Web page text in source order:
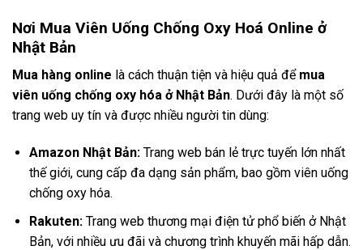
Nơi Mua Viên Uống Chống Oxy Hoá Online ở
Nhật Bản
Mua hàng online là cách thuận tiện và hiệu quả để mua
viên uống chống oxy hóa ở Nhật Bản. Dưới đây là một số
trang web uy tín và được nhiều người tin dùng:
Amazon Nhật Bản:Trang web bán lẻ trực tuyến lớn nhất
thế giới, cung cấp đa dạng sản phẩm, bao gồm viên uống
chống oxy hóa.
Rakuten:Trang web thương mại điện tử phổ biến ở Nhật
Bản, với nhiều ưu đãi và chương trình khuyến mãi hấp dẫn.